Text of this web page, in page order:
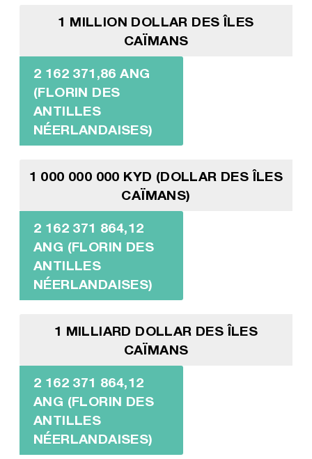
1 MILLION DOLLAR DES ÎLES
CAÏMANS
2 162 371,86 ANG
(FLORIN DES
ANTILLES
NÉERLANDAISES)
1 000 000 000 KYD (DOLLAR DES ÎLES
CAÏMANS)
2 162 371 864,12
ANG (FLORIN DES
ANTILLES
NÉERLANDAISES)
1 MILLIARD DOLLAR DES ÎLES
CAÏMANS
2 162 371 864,12
ANG (FLORIN DES
ANTILLES
NÉERLANDAISES)